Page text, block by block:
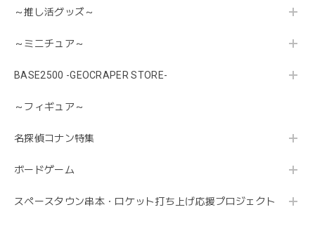
～推し活グッズ～
～ミニチュア～
BASE2500 -GEOCRAPER STORE-
～フィギュア～
名探偵コナン特集
ボードゲーム
スペースタウン串本・ロケット打ち上げ応援プロジェクト